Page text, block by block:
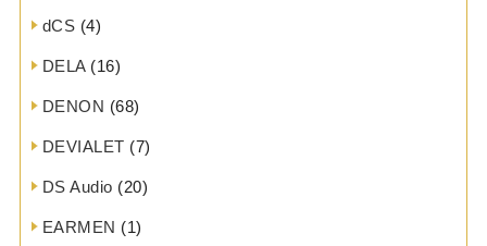
dCS (4)
DELA(16)
DENON (68)
DEVIALET (7)
DS Audio (20)
EARMEN (1)